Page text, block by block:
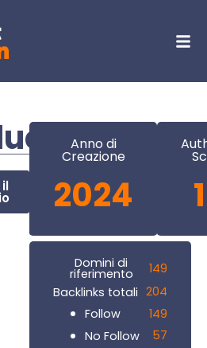
Anno di
Creazione
2024
Domini di
riferimento
149
Backlinks totali 204
Follow
149
No Follow
57